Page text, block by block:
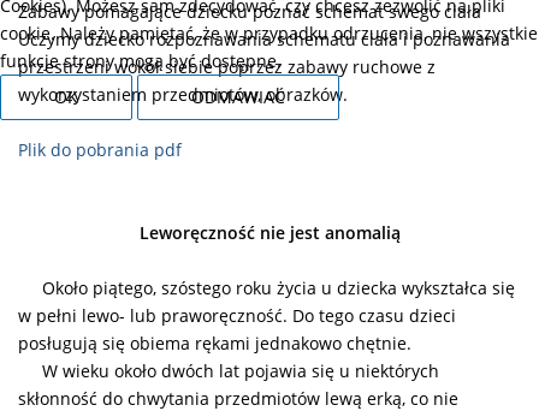
Zabawy pomagające dziecku poznać schemat swego ciała
Uczymy dziecko rozpoznawania schematu ciała i poznawania
przestrzeni wokół siebie poprzez zabawy ruchowe z
wykorzystaniem przedmiotów, obrazków.
Plik do pobrania pdf
Leworęczność nie jest anomalią
Około piątego, szóstego roku życia u dziecka wykształca się
w pełni lewo- lub praworęczność. Do tego czasu dzieci
posługują się obiema rękami jednakowo chętnie.
W wieku około dwóch lat pojawia się u niektórych
skłonność do chwytania przedmiotów lewą erką, co nie
Cookies). Możesz sam zdecydować, czy chcesz zezwolić na pliki
cookie. Należy pamiętać, że w przypadku odrzucenia, nie wszystkie
funkcje strony mogą być dostępne.
OK
ODMAWIAĆ